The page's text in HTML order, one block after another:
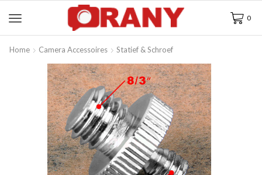
0
Home Camera Accessoires Statief & Schroef